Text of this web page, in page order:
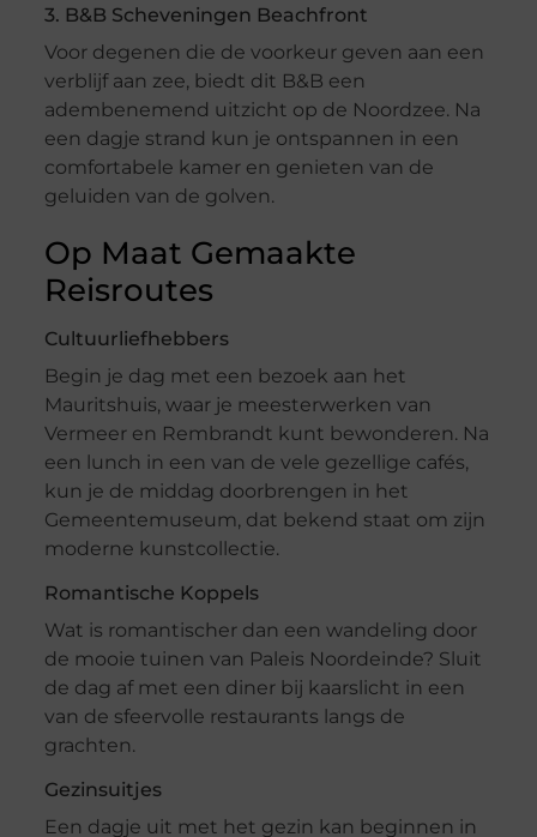
3. B&B Scheveningen Beachfront
Voor degenen die de voorkeur geven aan een
verblijf aan zee, biedt dit B&B een
adembenemend uitzicht op de Noordzee. Na
een dagje strand kun je ontspannen in een
comfortabele kamer en genieten van de
geluiden van de golven.
Op Maat Gemaakte
Reisroutes
Cultuurliefhebbers
Begin je dag met een bezoek aan het
Mauritshuis, waar je meesterwerken van
Vermeer en Rembrandt kunt bewonderen. Na
een lunch in een van de vele gezellige cafés,
kun je de middag doorbrengen in het
Gemeentemuseum, dat bekend staat om zijn
moderne kunstcollectie.
Romantische Koppels
Wat is romantischer dan een wandeling door
de mooie tuinen van Paleis Noordeinde? Sluit
de dag af met een diner bij kaarslicht in een
van de sfeervolle restaurants langs de
grachten.
Gezinsuitjes
Een dagje uit met het gezin kan beginnen in